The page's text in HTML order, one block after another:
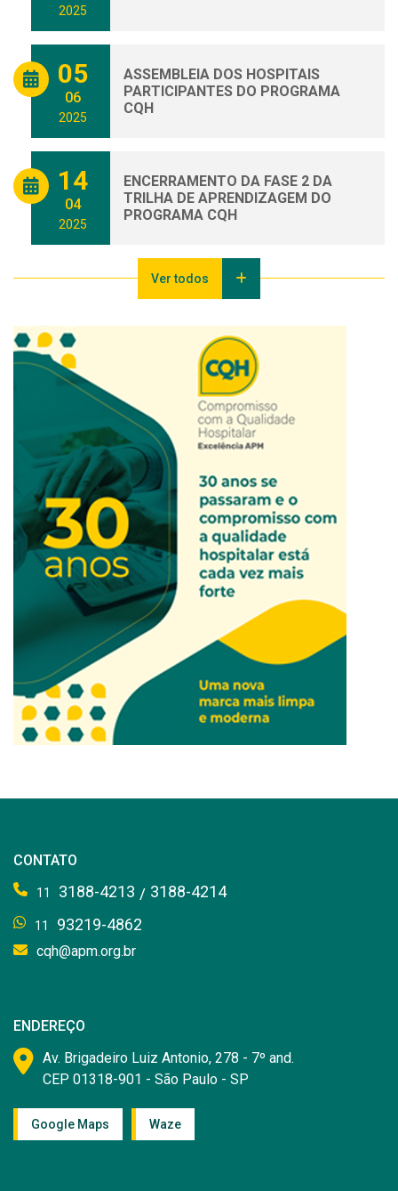
2025
05
06
2025
ASSEMBLEIA DOS HOSPITAIS
PARTICIPANTES DO PROGRAMA
CQH
14
04
2025
ENCERRAMENTO DA FASE 2 DA
TRILHA DE APRENDIZAGEM DO
PROGRAMA CQH
Ver todos
CONTATO
11 3188-4213 / 3188-4214
11 93219-4862
cqh@apm.org.br
ENDEREÇO
Av. Brigadeiro Luiz Antonio, 278 - 7º and.
CEP 01318-901 - São Paulo - SP
Google Maps Waze